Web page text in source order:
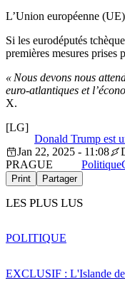
L’Union européenne
Si les eurodéputés
premières mesures prises
« Nous devons nous
euro-atlantiques et
X.
Donald Trump est
[LG]
Jan 22, 2025 - 11:08
PRAGUE
Politique
Print Partager
LES PLUS LUS
EXCLUSIF : L'Islande
POLITIQUE